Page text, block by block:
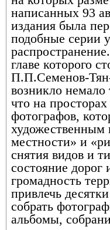
написанных 93
издания была
подобные серии
главе которого
П.П.Семенов-
возникло немало
что на
фотографов,
художественным
местности» и
снятия видов и
состояние дорог
громадность
привлечь
собрать
альбомы,